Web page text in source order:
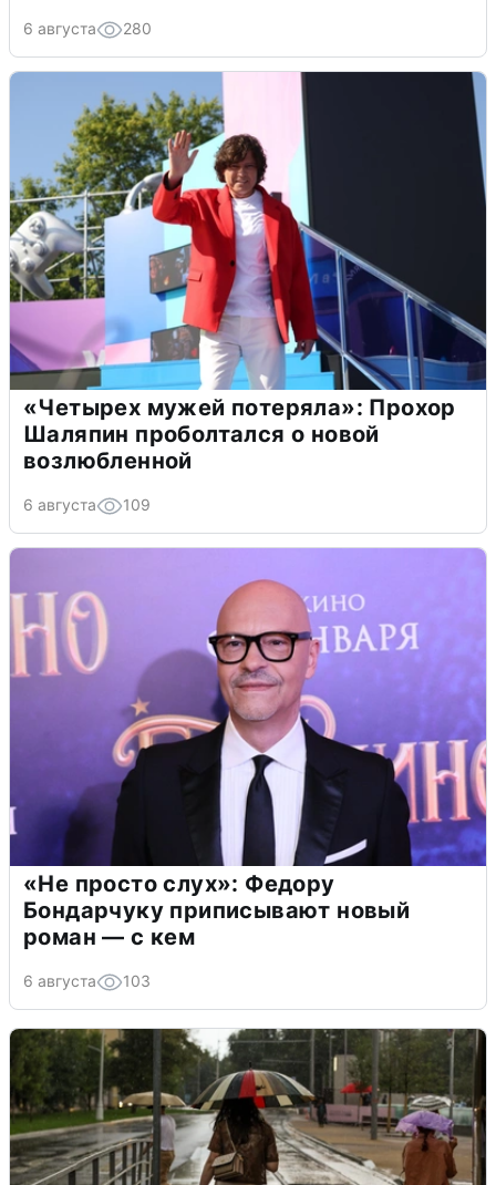
6 августа 280
«Четырех мужей потеряла»: Прохор
Шаляпин проболтался о новой
возлюбленной
6 августа 109
«Не просто слух»: Федору
Бондарчуку приписывают новый
роман — с кем
6 августа 103